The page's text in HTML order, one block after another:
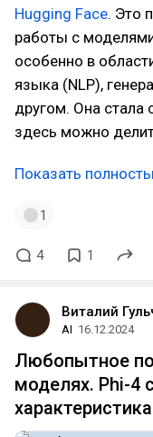
Hugging Face. Это
работы с
особенно в
языка (NLP),
другом. Она стала
здесь можно
Показать
1
4 1
Виталий
AI 16.12.2024
Любопытное
моделях. Phi-4